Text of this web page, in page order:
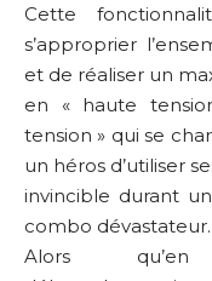
Cette
s’approprier
et de réaliser un
en « haute
tension » qui se
un héros d’utiliser
invincible durant
combo dévastateur.
Alors qu’en